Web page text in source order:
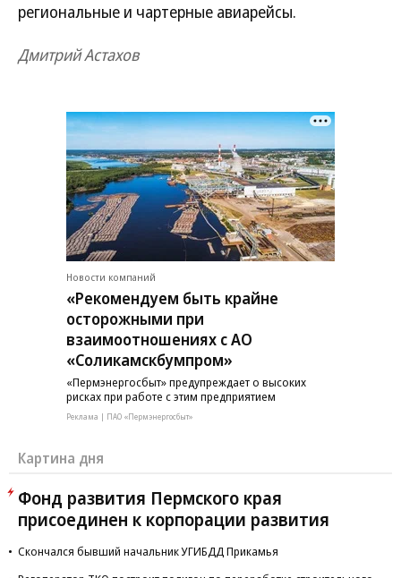
региональные и чартерные авиарейсы.
Дмитрий Астахов
Новости компаний
«Рекомендуем быть крайне
осторожными при
взаимоотношениях с АО
«Соликамскбумпром»
«Пермэнергосбыт» предупреждает о высоких
рисках при работе с этим предприятием
Реклама | ПАО «Пермэнергосбыт»
Картина дня
Фонд развития Пермского края
присоединен к корпорации развития
Скончался бывший начальник УГИБДД Прикамья